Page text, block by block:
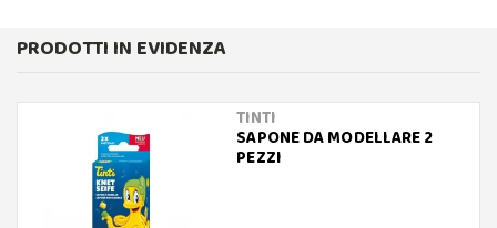
PRODOTTI IN EVIDENZA
TINTI
SAPONE DA MODELLARE 2
PEZZI